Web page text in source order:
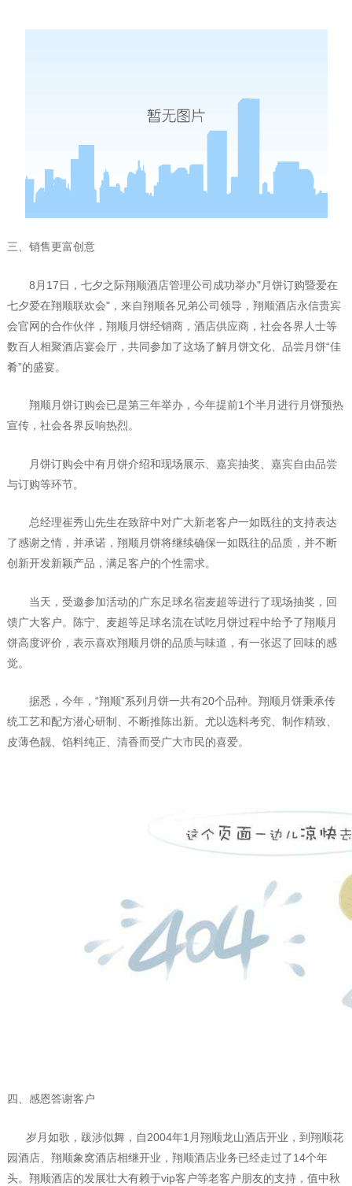
三、销售更富创意
8 月 17日，七夕之际翔顺酒店管理公司成功举办"月饼订购暨爱在
七夕爱在翔顺联欢会"，来自翔顺各兄弟公司领导，翔顺酒店永信贵宾
会官网的合作伙伴，翔顺月饼经销商，酒店供应商，社会各界人士等
数百人相聚酒店宴会厅，共同参加了这场了解月饼文化、品尝月饼“佳
肴”的盛宴。
翔顺月饼订购会已是第三年举办，今年提前1个半月进行月饼预热
宣传，社会各界反响热烈。
月饼订购会中有月饼介绍和现场展示、嘉宾抽奖、嘉宾自由品尝
与订购等环节。
总经理崔秀山先生在致辞中对广大新老客户一如既往的支持表达
了感谢之情，并承诺，翔顺月饼将继续确保一如既往的品质，并不断
创新开发新颖产品，满足客户的个性需求。
当天，受邀参加活动的广东足球名宿麦超等进行了现场抽奖，回
馈广大客户。陈宁、麦超等足球名流在试吃月饼过程中给予了翔顺月
饼高度评价，表示喜欢翔顺月饼的品质与味道，有一张迟了回味的感
觉。
据悉，今年，“翔顺”系列月饼一共有20个品种。翔顺月饼秉承传
统工艺和配方潜心研制、不断推陈出新。尤以选料考究、制作精致、
皮薄色靓、馅料纯正、清香而受广大市民的喜爱。
四、感恩答谢客户
岁月如歌，跋涉似舞，自2004年1 月翔顺龙山酒店开业，到翔顺花
园酒店、翔顺象窝酒店相继开业，翔顺酒店业务已经走过了14个年
头。翔顺酒店的发展壮大有赖于vip客户等老客户朋友的支持，值中秋